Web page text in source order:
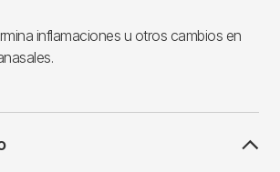
inflamaciones u otros cambios en